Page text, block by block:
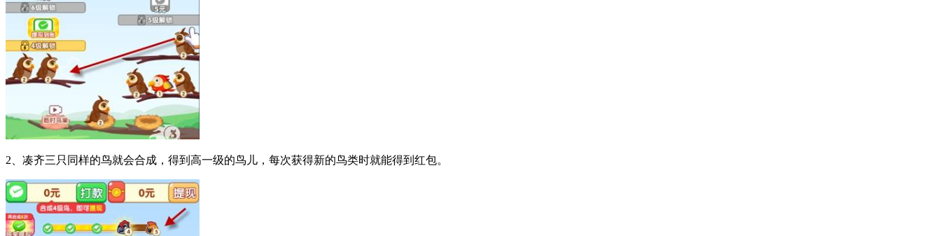
2、凑齐三只同样的鸟就会合成，得到高一级的鸟儿，每次获得新的鸟类时就能得到红包。